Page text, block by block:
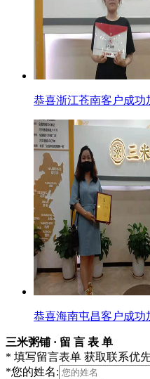
恭喜浙江苍南客户成功
恭喜海南屯昌客户成功
三米粥铺 · 留 言 表 单
* 填写留言表单 获取联系优
*您的姓名: